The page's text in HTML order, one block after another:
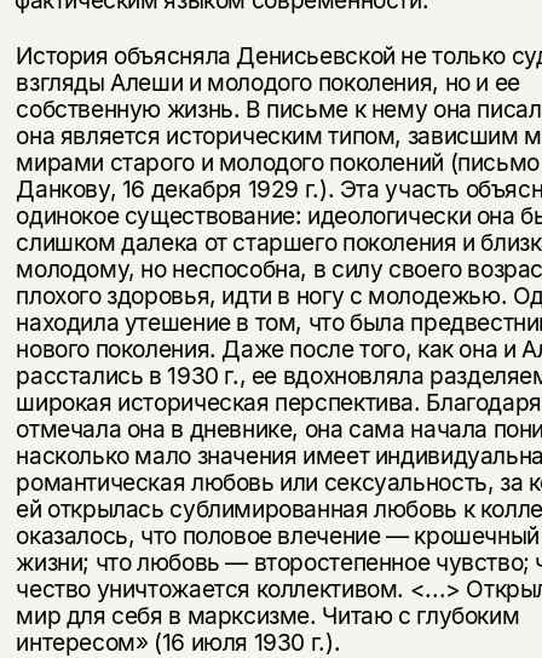
История объясняла Денисьевской не только
взгляды Алеши и молодого поколения, но и ее
собственную жизнь. В письме к нему она
она является историческим типом, зависшим
мирами старого и молодого поколений
Данкову, 16 декабря 1929 г.). Эта участь
одинокое существование: идеологически она
слишком далека от старшего поколения и
молодому, но неспособна, в силу своего
плохого здоровья, идти в ногу с молодежью.
находила уте­шение в том, что была
нового поколения. Даже после того, как она и
расстались в 1930 г., ее вдохновляла
широ­кая историческая перспектива.
отмечала она в дневнике, она сама начала
насколько мало значения имеет
романтическая любовь или сексуальность, за
ей открылась суб­лимированная любовь к
оказалось, что половое влечение —
жизни; что любовь — второстепенное чувство;
чество уничтожается коллективом. <...>
мир для себя в марк­сизме. Читаю с глубоким
интересом» (16 июля 1930 г.).